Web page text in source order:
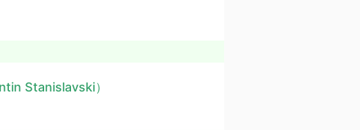
Stanislavski）